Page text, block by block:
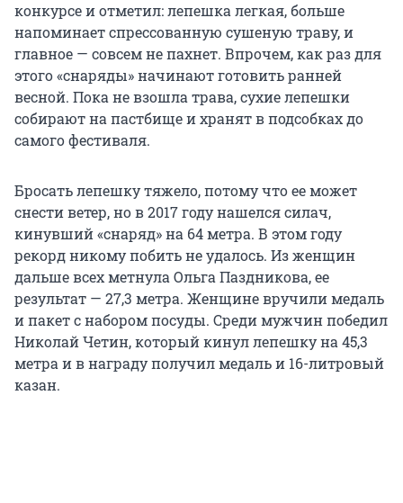
конкурсе и отметил: лепешка легкая, больше
напоминает спрессованную сушеную траву, и
главное — совсем не пахнет. Впрочем, как раз для
этого «снаряды» начинают готовить ранней
весной. Пока не взошла трава, сухие лепешки
собирают на пастбище и хранят в подсобках до
самого фестиваля.
Бросать лепешку тяжело, потому что ее может
снести ветер, но в 2017 году нашелся силач,
кинувший «снаряд» на 64 метра. В этом году
рекорд никому побить не удалось. Из женщин
дальше всех метнула Ольга Паздникова, ее
результат — 27,3 метра. Женщине вручили медаль
и пакет с набором посуды. Среди мужчин победил
Николай Четин, который кинул лепешку на 45,3
метра и в награду получил медаль и 16-литровый
казан.